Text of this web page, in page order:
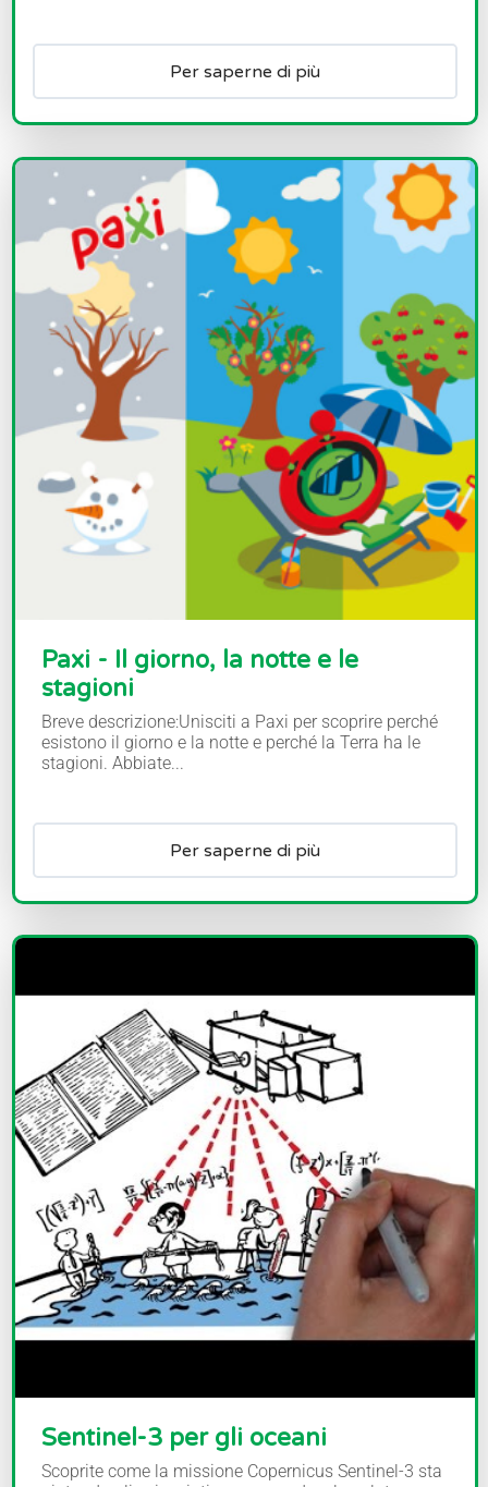
Per saperne di più
Paxi - Il giorno, la notte e le
stagioni
Breve descrizione:Unisciti a Paxi per scoprire perché
esistono il giorno e la notte e perché la Terra ha le
stagioni. Abbiate...
Per saperne di più
Sentinel-3 per gli oceani
Scoprite come la missione Copernicus Sentinel-3 sta